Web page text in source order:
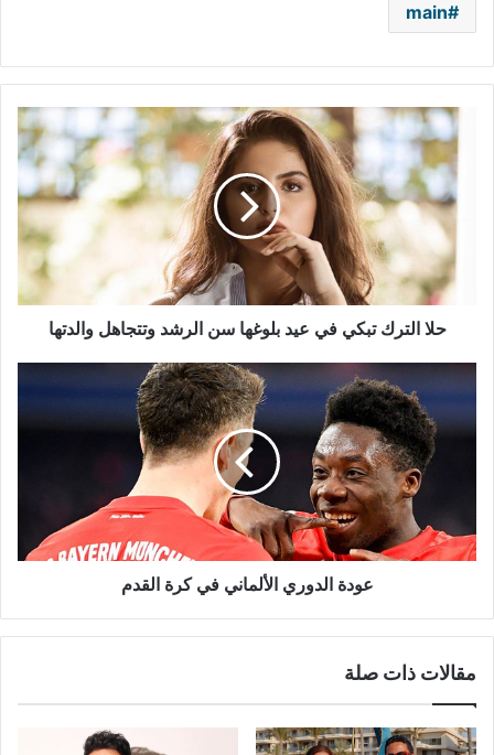
main
الترك
تبكي
بلوغها
الرشد
وتتجاهل
والدتهاحلا الترك تبكي في عيد بلوغها سن الرشد وتتجاهل والدتها
عودة
الألماني
عودة الدوري الألماني في كرة القدم
مقالات ذات صلة